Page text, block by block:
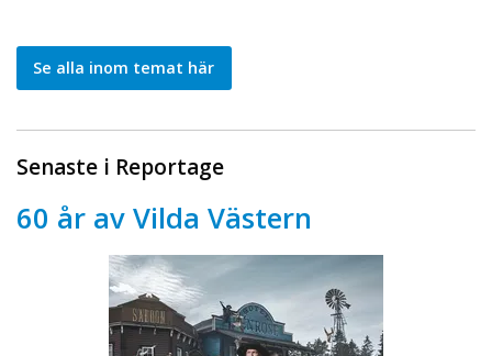
Se alla inom temat här
Senaste i Reportage
60 år av Vilda Västern